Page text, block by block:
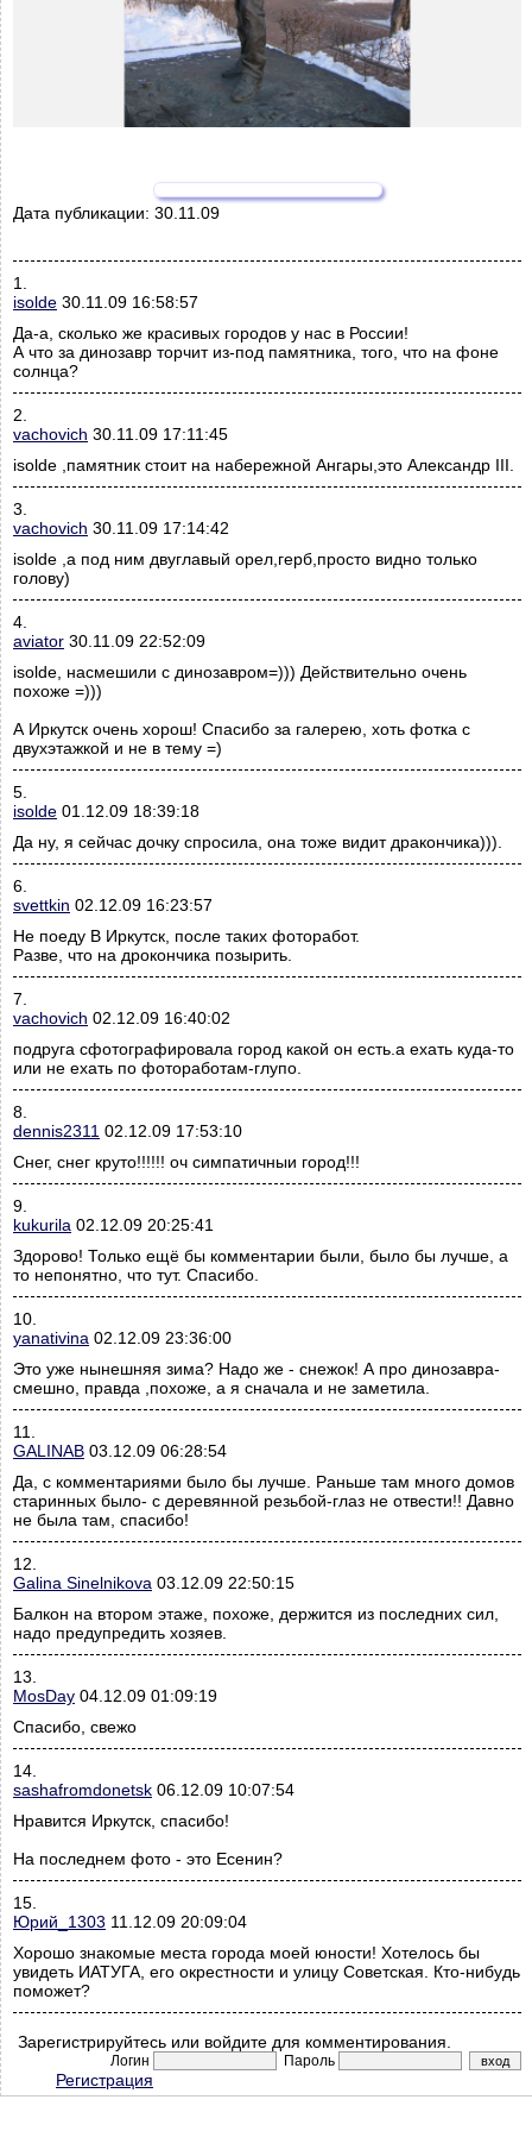
Дата публикации: 30.11.09
1.
isolde 30.11.09 16:58:57
Да-а, сколько же красивых городов у нас в России!
А что за динозавр торчит из-под памятника, того, что на фоне
солнца?
2.
vachovich 30.11.09 17:11:45
isolde ,памятник стоит на набережной Ангары,это Александр III.
3.
vachovich 30.11.09 17:14:42
isolde ,а под ним двуглавый орел,герб,просто видно только
голову)
4.
aviator 30.11.09 22:52:09
isolde, насмешили с динозавром=))) Действительно очень
похоже =)))
А Иркутск очень хорош! Спасибо за галерею, хоть фотка с
двухэтажкой и не в тему =)
5.
isolde 01.12.09 18:39:18
Да ну, я сейчас дочку спросила, она тоже видит дракончика))).
6.
svettkin 02.12.09 16:23:57
Не поеду В Иркутск, после таких фоторабот.
Разве, что на дрокончика позырить.
7.
vachovich 02.12.09 16:40:02
подруга сфотографировала город какой он есть.а ехать куда-то
или не ехать по фотоработам-глупо.
8.
dennis2311 02.12.09 17:53:10
Снег, снег круто!!!!!! оч симпатичныи город!!!
9.
kukurila 02.12.09 20:25:41
Здорово! Только ещё бы комментарии были, было бы лучше, а
то непонятно, что тут. Спасибо.
10.
yanativina 02.12.09 23:36:00
Это уже нынешняя зима? Надо же - снежок! А про динозавра-
смешно, правда ,похоже, а я сначала и не заметила.
11.
GALINAB 03.12.09 06:28:54
Да, с комментариями было бы лучше. Раньше там много домов
старинных было- с деревянной резьбой-глаз не отвести!! Давно
не была там, спасибо!
12.
Galina Sinelnikova 03.12.09 22:50:15
Балкон на втором этаже, похоже, держится из последних сил,
надо предупредить хозяев.
13.
MosDay 04.12.09 01:09:19
Спасибо, свежо
14.
sashafromdonetsk 06.12.09 10:07:54
Нравится Иркутск, спасибо!
На последнем фото - это Есенин?
15.
Юрий_1303 11.12.09 20:09:04
Хорошо знакомые места города моей юности! Хотелось бы
увидеть ИАТУГА, его окрестности и улицу Советская. Кто-нибудь
поможет?
Зарегистрируйтесь или войдите для комментирования.
Логин Пароль
Регистрация